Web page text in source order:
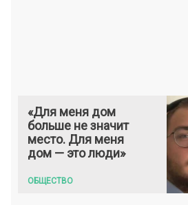
«Для меня дом
больше не значит
место. Для меня
дом — это люди»
ОБЩЕСТВО